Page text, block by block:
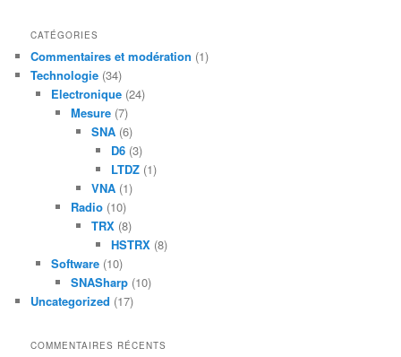
CATÉGORIES
Commentaires et modération (1)
Technologie (34)
Electronique(24)
Mesure (7)
SNA(6)
D6 (3)
LTDZ (1)
VNA(1)
Radio (10)
TRX(8)
HSTRX (8)
Software(10)
SNASharp (10)
Uncategorized (17)
COMMENTAIRES RÉCENTS